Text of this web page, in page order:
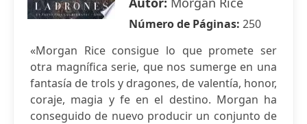
Número de Páginas: 250
«Morgan Rice consigue lo que promete ser
otra magnífica serie, que nos sumerge en una
fantasía de trols y dragones, de valentía, honor,
coraje, magia y fe en el destino. Morgan ha
conseguido de nuevo producir un conjunto de